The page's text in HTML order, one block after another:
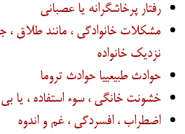
رفتار پرخاشگرانه یا عصبانی
مشکلات خانوادگی ، مانند طلاق ،
نزدیک خانواده
حوادث طبیعییا حوادث تروما
خشونت خانگی ، سوء استفاده ، یا
اضطراب ، افسردگی ، غم و اندوه